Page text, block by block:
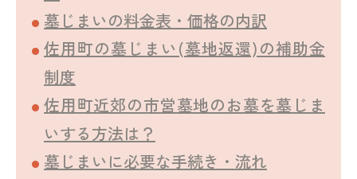
墓じまいの料金表・価格の内訳
佐用町の墓じまい(墓地返還)の補助金
制度
佐用町近郊の市営墓地のお墓を墓じま
いする方法は？
墓じまいに必要な手続き・流れ